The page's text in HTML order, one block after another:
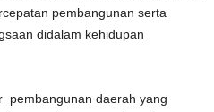
pembangunan serta
didalam kehidupan
pembangunan daerah yang